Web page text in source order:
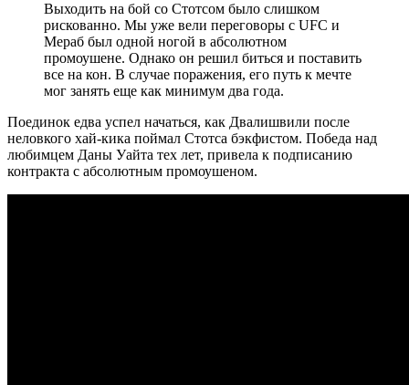
Выходить на бой со Стотсом было слишком
рискованно. Мы уже вели переговоры с UFC и
Мераб был одной ногой в абсолютном
промоушене. Однако он решил биться и поставить
все на кон. В случае поражения, его путь к мечте
мог занять еще как минимум два года.
Поединок едва успел начаться, как Двалишвили после
неловкого хай-кика поймал Стотса бэкфистом. Победа над
любимцем Даны Уайта тех лет, привела к подписанию
контракта с абсолютным промоушеном.